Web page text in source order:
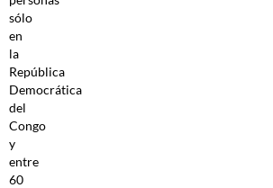
sólo
en
la
República
Democrática
del
Congo
y
entre
60